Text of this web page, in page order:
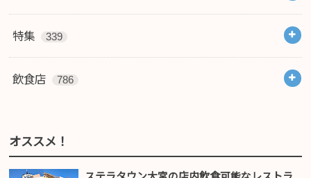
特集 339
飲食店 786
オススメ！